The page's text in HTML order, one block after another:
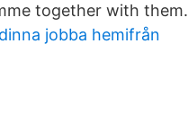
together with them.
jobba hemifrån